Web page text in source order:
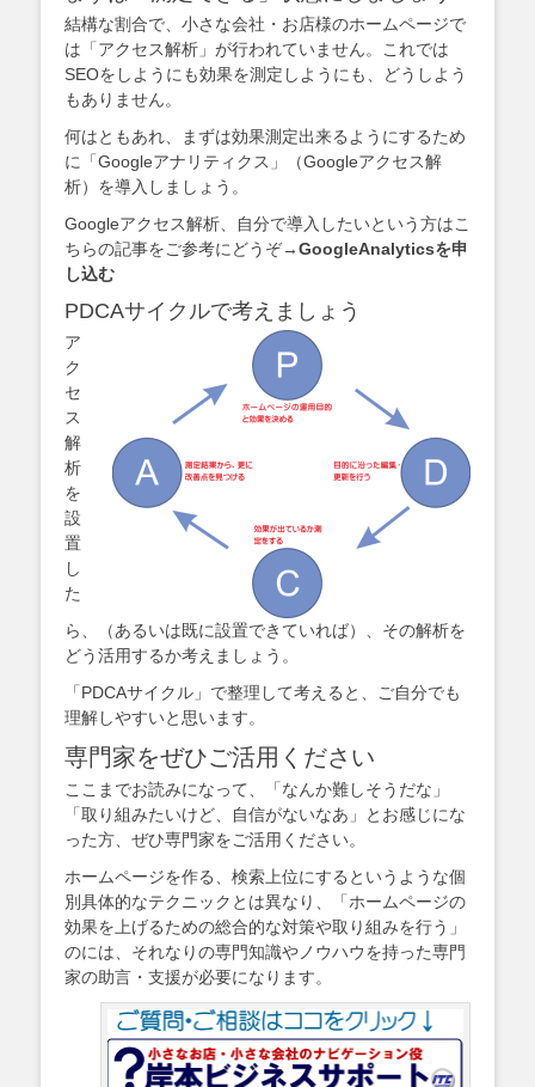
結構な割合で、小さな会社・お店様のホームページで
は「アクセス解析」が行われていません。これでは
SEOをしようにも効果を測定しようにも、どうしよう
もありません。
何はともあれ、まずは効果測定出来るようにするため
に「Googleアナリティクス」（Googleアクセス解
析）を導入しましょう。
Googleアクセス解析、自分で導入したいという方はこ
ちらの記事をご参考にどうぞ→GoogleAnalyticsを申
し込む
PDCAサイクルで考えましょう
ア
ク
セ
ス
解
析
を
設
置
し
た
ら、（あるいは既に設置できていれば）、その解析を
どう活用するか考えましょう。
「PDCAサイクル」で整理して考えると、ご自分でも
理解しやすいと思います。
専門家をぜひご活用ください
ここまでお読みになって、「なんか難しそうだな」
「取り組みたいけど、自信がないなあ」とお感じにな
った方、ぜひ専門家をご活用ください。
ホームページを作る、検索上位にするというような個
別具体的なテクニックとは異なり、「ホームページの
効果を上げるための総合的な対策や取り組みを行う」
のには、それなりの専門知識やノウハウを持った専門
家の助言・支援が必要になります。